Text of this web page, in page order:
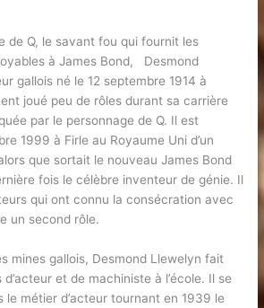
de Q, le savant fou qui fournit les
à James Bond, Desmond
gallois né le 12 septembre 1914 à
joué peu de rôles durant sa carrière
par le personnage de Q. Il est
1999 à Firle au Royaume Uni d’un
que sortait le nouveau James Bond
fois le célèbre inventeur de génie. Il
qui ont connu la consécration avec
un second rôle.
mines gallois, Desmond Llewelyn fait
et de machiniste à l’école. Il se
le métier d’acteur tournant en 1939 le